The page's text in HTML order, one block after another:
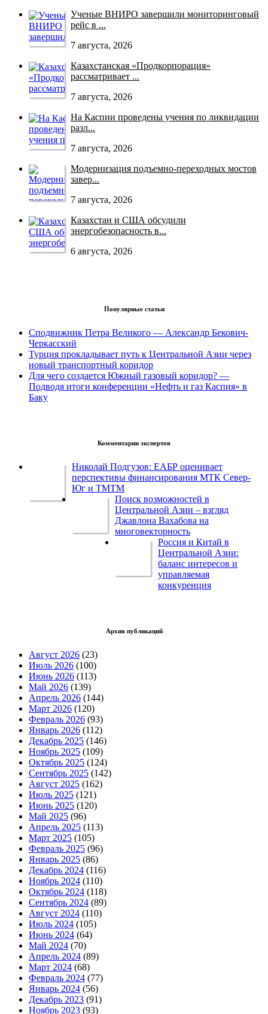
Ученые ВНИРО завершили мониторинговый
рейс в ...
7 августа, 2026
Казахстанская «Продкорпорация»
рассматривает ...
7 августа, 2026
На Каспии проведены учения по ликвидации
разл...
7 августа, 2026
Модернизация подъемно-переходных мостов
завер...
7 августа, 2026
Казахстан и США обсудили
энергобезопасность в...
6 августа, 2026
Популярные статьи
Сподвижник Петра Великого — Александр Бекович-
Черкасский
Турция прокладывает путь к Центральной Азии через
новый транспортный коридор
Для чего создается Южный газовый коридор? —
Подводя итоги конференции «Нефть и газ Каспия» в
Баку
Комментарии экспертов
Николай Подгузов: ЕАБР оценивает
перспективы финансирования МТК Север-
Юг и ТМТМ
Поиск возможностей в
Центральной Азии – взгляд
Джавлона Вахабова на
многовекторность
Россия и Китай в
Центральной Азии:
баланс интересов и
управляемая
конкуренция
Архив публикаций
Август 2026 (23)
Июль 2026 (100)
Июнь 2026 (113)
Май 2026 (139)
Апрель 2026 (144)
Март 2026 (120)
Февраль 2026 (93)
Январь 2026 (112)
Декабрь 2025 (146)
Ноябрь 2025 (109)
Октябрь 2025 (124)
Сентябрь 2025 (142)
Август 2025 (162)
Июль 2025 (121)
Июнь 2025 (120)
Май 2025 (96)
Апрель 2025 (113)
Март 2025 (105)
Февраль 2025 (96)
Январь 2025 (86)
Декабрь 2024 (116)
Ноябрь 2024 (110)
Октябрь 2024 (118)
Сентябрь 2024 (89)
Август 2024 (110)
Июль 2024 (105)
Июнь 2024 (64)
Май 2024 (70)
Апрель 2024 (89)
Март 2024 (68)
Февраль 2024 (77)
Январь 2024 (56)
Декабрь 2023 (91)
Ноябрь 2023 (93)